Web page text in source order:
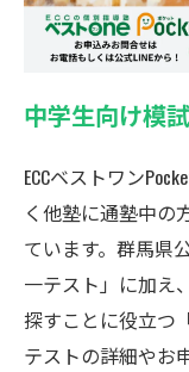
中学生向け模
ECCベストワン
く他塾に通塾中の
ています。群馬県
一テスト」に加え
探すことに役立つ
テストの詳細やお